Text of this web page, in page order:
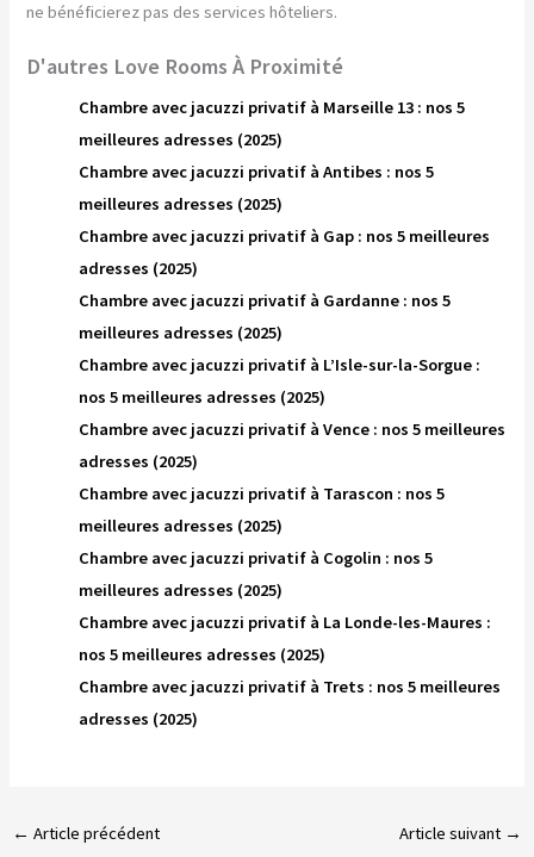
ne bénéficierez pas des services hôteliers.
D'autres Love Rooms À Proximité
Chambre avec jacuzzi privatif à Marseille 13 : nos 5
meilleures adresses (2025)
Chambre avec jacuzzi privatif à Antibes : nos 5
meilleures adresses (2025)
Chambre avec jacuzzi privatif à Gap : nos 5 meilleures
adresses (2025)
Chambre avec jacuzzi privatif à Gardanne : nos 5
meilleures adresses (2025)
Chambre avec jacuzzi privatif à L’Isle-sur-la-Sorgue :
nos 5 meilleures adresses (2025)
Chambre avec jacuzzi privatif à Vence : nos 5 meilleures
adresses (2025)
Chambre avec jacuzzi privatif à Tarascon : nos 5
meilleures adresses (2025)
Chambre avec jacuzzi privatif à Cogolin : nos 5
meilleures adresses (2025)
Chambre avec jacuzzi privatif à La Londe-les-Maures :
nos 5 meilleures adresses (2025)
Chambre avec jacuzzi privatif à Trets : nos 5 meilleures
adresses (2025)
← Article précédent Article suivant →